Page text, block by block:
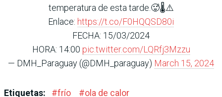
temperatura de esta tarde.🥵🌡️⚠️
Enlace: https://t.co/F0HQQSD80i
FECHA: 15/03/2024
HORA: 14:00 pic.twitter.com/LQRfj3Mzzu
— DMH_Paraguay (@DMH_paraguay) March 15, 2024
Etiquetas: #frío #ola de calor